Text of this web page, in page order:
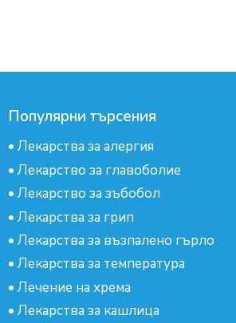
Популярни търсения
• Лекарства за алергия
• Лекарство за главоболие
• Лекарство за зъбобол
• Лекарства за грип
• Лекарства за възпалено гърло
• Лекарства за температура
• Лечение на хрема
• Лекарства за кашлица